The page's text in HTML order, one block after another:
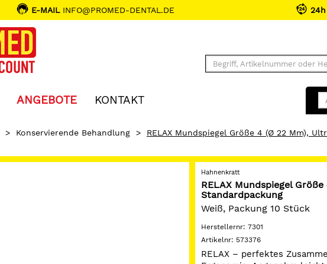
E-MAILINFO@PROMED-DENTAL.DE 24h
ANGEBOTE KONTAKT
> Konservierende Behandlung > RELAX Mundspiegel Größe 4 (Ø 22 Mm),
Hahnenkratt
RELAX Mundspiegel
Standardpackung
Weiß, Packung 10 Stück
Herstellernr: 7301
Artikelnr: 573376
RELAX – perfektes